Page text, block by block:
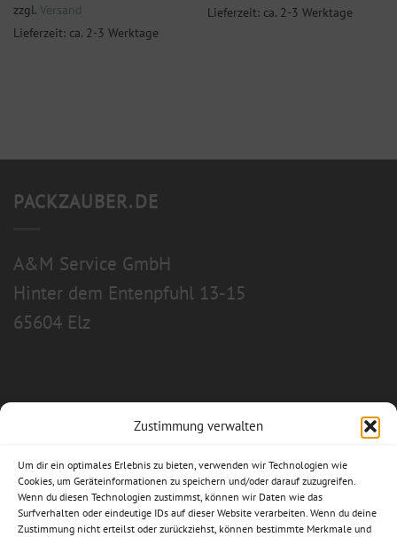
Zustimmung verwalten
Um dir ein optimales Erlebnis zu bieten, verwenden wir Technologien wie
Cookies, um Geräteinformationen zu speichern und/oder darauf zuzugreifen.
Wenn du diesen Technologien zustimmst, können wir Daten wie das
Surfverhalten oder eindeutige IDs auf dieser Website verarbeiten. Wenn du deine
Zustimmung nicht erteilst oder zurückziehst, können bestimmte Merkmale und
zzgl. Versand
Lieferzeit: ca. 2-3 Werktage
Lieferzeit: ca. 2-3 Werktage
PACKZAUBER.DE
A&M Service GmbH
Hinter dem Entenpfuhl 13-15
65604 Elz
Allgemeine Geschäftsbedingungen
Impressum
Datenschutzerklärung